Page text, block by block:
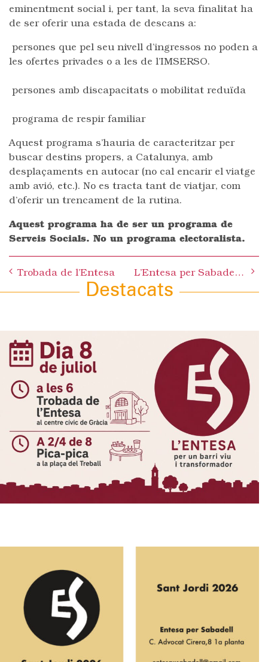
eminentment social i, per tant, la seva finalitat ha
de ser oferir una estada de descans a:
persones que pel seu nivell d’ingressos no poden a
les ofertes privades o a les de l’IMSERSO.
persones amb discapacitats o mobilitat reduïda
programa de respir familiar
Aquest programa s’hauria de caracteritzar per
buscar destins propers, a Catalunya, amb
desplaçaments en autocar (no cal encarir el viatge
amb avió, etc.). No es tracta tant de viatjar, com
d’oferir un trencament de la rutina.
Aquest programa ha de ser un programa de
Serveis Socials. No un programa electoralista.
navigation
Trobada de l’Entesa L’Entesa per Sabadell no recorrerà la sentència del cas Manau i es pregunta si a partir d’ara el PSC continuarà utilitzant la calúmnia i les falses acusacions com a llenguatge polític habitual
Destacats